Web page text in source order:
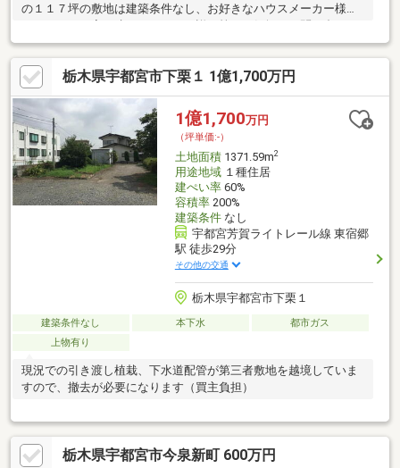
の１１７坪の敷地は建築条件なし、お好きなハウスメーカー様で
こだわりのお家が建てられます！詳細等、お気軽にお問い合わせ
下さい♪※現況渡し、建物の解体費用は買主様ご負担です※境界非
明示※近隣に月極駐車場があります※建築の際にセットバックが必
要です■かましん、カワチ薬品まで徒歩約４分■セブンイレブンま
で車で約２分■関東バス『大曽十文字』交差点まで徒歩約３分■東
小まで約１.２ｋｍ、陽北中まで約１.３ｋｍ
栃木県宇都宮市下栗１ 1億1,700万円
1億1,700万円
（坪単価:-）
土地面積1371.59m2
用途地域１種住居
建ぺい率60%
容積率200%
建築条件なし
宇都宮芳賀ライトレール線 東宿郷
駅 徒歩29分
その他の交通
栃木県宇都宮市下栗１
建築条件なし 本下水
都市ガス
上物有り
現況での引き渡し植栽、下水道配管が第三者敷地を越境していま
すので、撤去が必要になります（買主負担）
栃木県宇都宮市今泉新町 600万円